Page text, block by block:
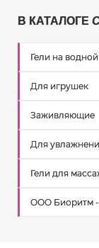
В КАТАЛОГЕ
Гели на
Для игрушек
Заживляющие
Для
Гели для
ООО Биоритм -